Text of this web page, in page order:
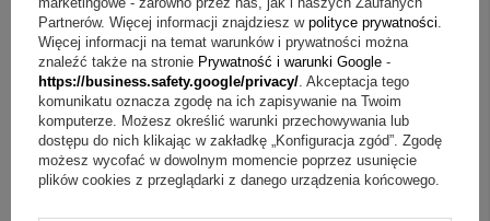
Jeżeli powyższy opis jest dla Ciebie niewystarczający, prześlij nam
swoje pytanie odnośnie tego produktu. Postaramy się odpowiedzieć tak
szybko jak tylko będzie to możliwe.Dane są przetwarzane zgodnie z
polityką prywatności. Przesyłając je, akceptujesz jej postanowienia.
E-mail
Partnerów. Więcej informacji znajdziesz w polityce prywatności
Więcej informacji na temat warunków i prywatności można
znaleźć także na stronie Prywatność i warunki Google -
https://business.safety.google/privacy/ . Akceptacja tego
komunikatu oznacza zgodę na ich zapisywanie na Twoim
komputerze. Możesz określić warunki przechowywania lub
dostępu do nich klikając w zakładkę „Konfiguracja zgód”. Zgodę
możesz wycofać w dowolnym momencie poprzez usunięcie
plików cookies z przeglądarki z danego urządzenia końcowego.